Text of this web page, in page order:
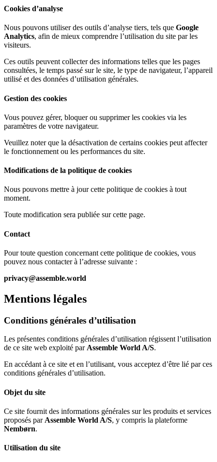
Cookies d’analyse
Nous pouvons utiliser des outils d’analyse tiers, tels que Google
Analytics, afin de mieux comprendre l’utilisation du site par les
visiteurs.
Ces outils peuvent collecter des informations telles que les pages
consultées, le temps passé sur le site, le type de navigateur, l’appareil
utilisé et des données d’utilisation générales.
Gestion des cookies
Vous pouvez gérer, bloquer ou supprimer les cookies via les
paramètres de votre navigateur.
Veuillez noter que la désactivation de certains cookies peut affecter
le fonctionnement ou les performances du site.
Modifications de la politique de cookies
Nous pouvons mettre à jour cette politique de cookies à tout
moment.
Toute modification sera publiée sur cette page.
Contact
Pour toute question concernant cette politique de cookies, vous
pouvez nous contacter à l’adresse suivante :
privacy@assemble.world
Mentions légales
Conditions générales d’utilisation
Les présentes conditions générales d’utilisation régissent l’utilisation
de ce site web exploité parAssemble World A/S.
En accédant à ce site et en l’utilisant, vous acceptez d’être lié par ces
conditions générales d’utilisation.
Objet du site
Ce site fournit des informations générales sur les produits et services
proposés par Assemble World A/S, y compris la plateforme
Nembørn.
Utilisation du site